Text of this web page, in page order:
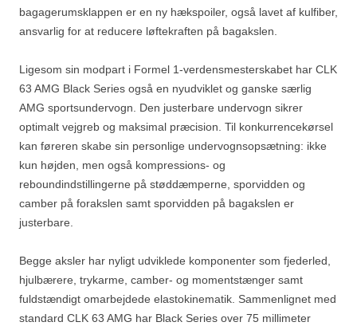
bagagerumsklappen er en ny hækspoiler, også lavet af kulfiber,
ansvarlig for at reducere løftekraften på bagakslen.
Ligesom sin modpart i Formel 1-verdensmesterskabet har CLK
63 AMG Black Series også en nyudviklet og ganske særlig
AMG sportsundervogn. Den justerbare undervogn sikrer
optimalt vejgreb og maksimal præcision. Til konkurrencekørsel
kan føreren skabe sin personlige undervognsopsætning: ikke
kun højden, men også kompressions- og
reboundindstillingerne på støddæmperne, sporvidden og
camber på forakslen samt sporvidden på bagakslen er
justerbare.
Begge aksler har nyligt udviklede komponenter som fjederled,
hjulbærere, trykarme, camber- og momentstænger samt
fuldstændigt omarbejdede elastokinematik. Sammenlignet med
standard CLK 63 AMG har Black Series over 75 millimeter